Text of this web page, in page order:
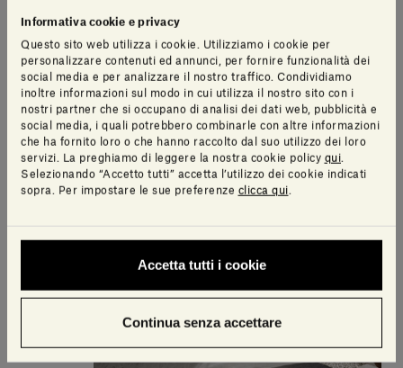
Informativa cookie e privacy
Questo sito web utilizza i cookie. Utilizziamo i cookie per
personalizzare contenuti ed annunci, per fornire funzionalità dei
social media e per analizzare il nostro traffico. Condividiamo
inoltre informazioni sul modo in cui utilizza il nostro sito con i
nostri partner che si occupano di analisi dei dati web, pubblicità e
social media, i quali potrebbero combinarle con altre informazioni
che ha fornito loro o che hanno raccolto dal suo utilizzo dei loro
servizi. La preghiamo di leggere la nostra cookie policy qui.
Selezionando “Accetto tutti” accetta l’utilizzo dei cookie indicati
sopra. Per impostare le sue preferenze clicca qui.
Accetta tutti i cookie
Continua senza accettare